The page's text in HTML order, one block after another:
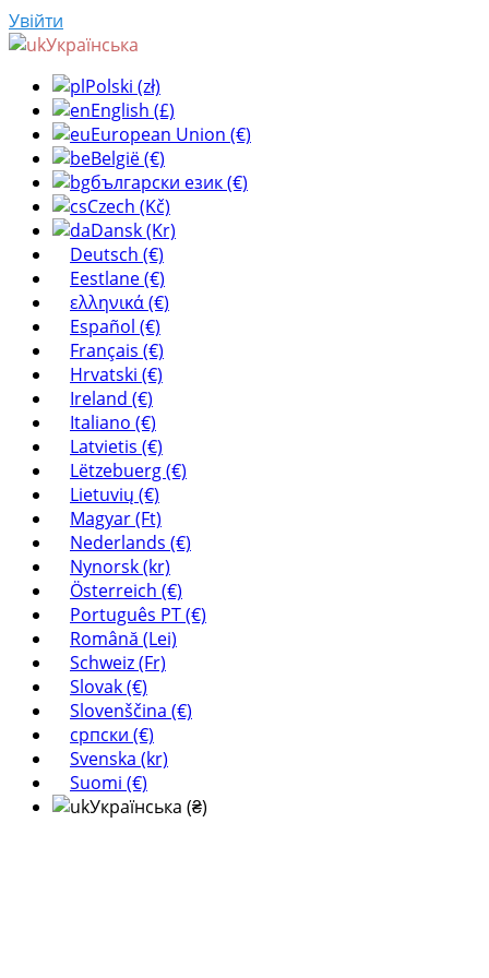
Увійти
Українська
Polski (zł)
English (£)
European Union (€)
België (€)
български език (€)
Czech (Kč)
Dansk (Kr)
Deutsch (€)
Eestlane (€)
ελληνικά (€)
Español (€)
Français (€)
Hrvatski (€)
Ireland (€)
Italiano (€)
Latvietis (€)
Lëtzebuerg (€)
Lietuvių (€)
Magyar (Ft)
Nederlands (€)
Nynorsk (kr)
Österreich (€)
Português PT (€)
Română (Lei)
Schweiz (Fr)
Slovak (€)
Slovenščina (€)
српски (€)
Svenska (kr)
Suomi (€)
Українська (₴)